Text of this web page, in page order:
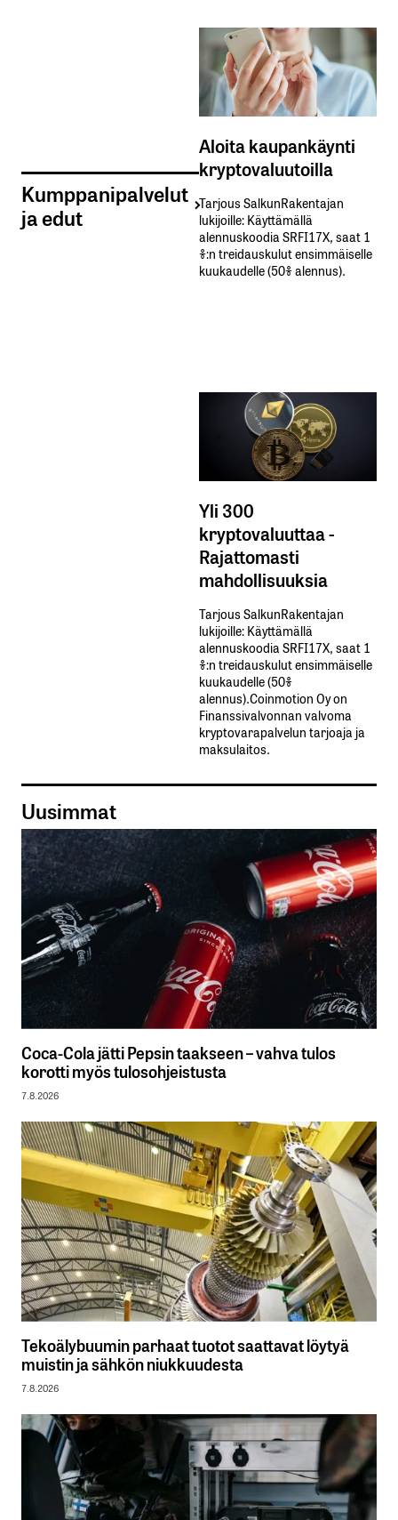
Kumppanipalvelut
ja edut
Aloita kaupankäynti
kryptovaluutoilla
Tarjous SalkunRakentajan
lukijoille: Käyttämällä​ ​
alennuskoodia​ ​SRFI17X,​ ​saat​ ​1
%:n treidauskulut​ ​ensimmäiselle​ ​
kuukaudelle​ ​(50%​ ​alennus).
Yli 300
kryptovaluuttaa -
Rajattomasti
mahdollisuuksia
Tarjous SalkunRakentajan
lukijoille: Käyttämällä​ ​
alennuskoodia​ ​SRFI17X,​ ​saat​ ​1
%:n treidauskulut​ ​ensimmäiselle​ ​
kuukaudelle​ ​(50%​ ​
alennus).Coinmotion Oy on
Finanssivalvonnan valvoma
kryptovarapalvelun tarjoaja ja
maksulaitos.
Uusimmat
Coca-Cola jätti Pepsin taakseen – vahva tulos
korotti myös tulosohjeistusta
7.8.2026
Tekoälybuumin parhaat tuotot saattavat löytyä
muistin ja sähkön niukkuudesta
7.8.2026